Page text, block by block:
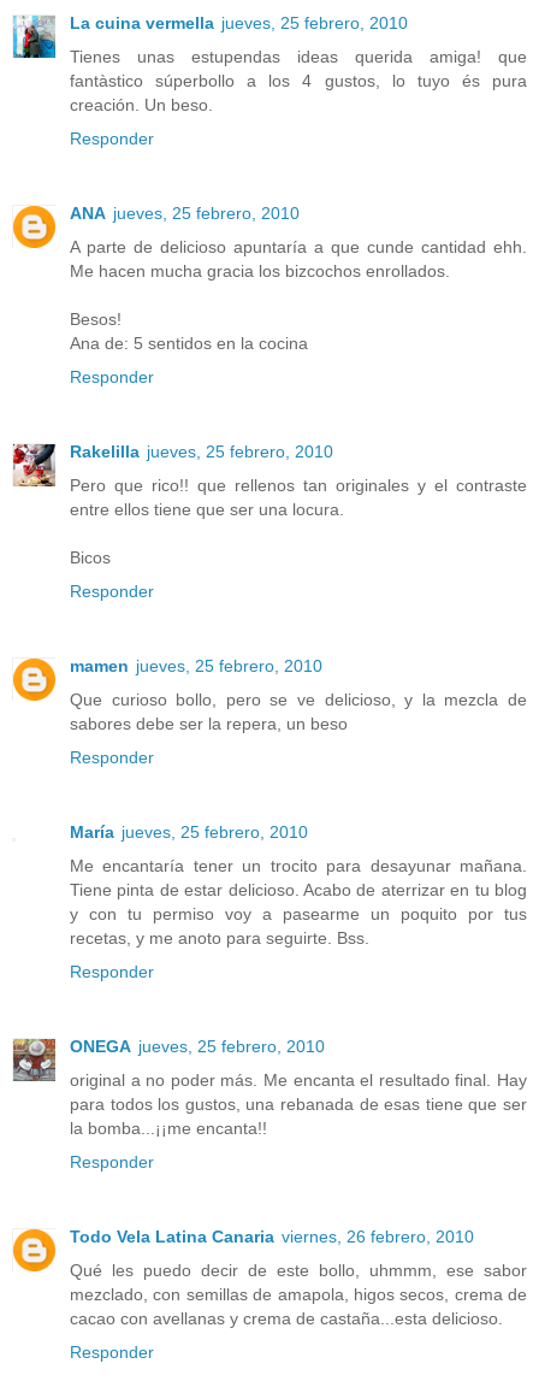
La cuina vermella jueves, 25 febrero, 2010
Tienes unas estupendas ideas querida amiga! que
fantàstico súperbollo a los 4 gustos, lo tuyo és pura
creación. Un beso.
Responder
ANA jueves, 25 febrero, 2010
A parte de delicioso apuntaría a que cunde cantidad ehh.
Me hacen mucha gracia los bizcochos enrollados.
Besos!
Ana de: 5 sentidos en la cocina
Responder
Rakelilla jueves, 25 febrero, 2010
Pero que rico!! que rellenos tan originales y el contraste
entre ellos tiene que ser una locura.
Bicos
Responder
mamen jueves, 25 febrero, 2010
Que curioso bollo, pero se ve delicioso, y la mezcla de
sabores debe ser la repera, un beso
Responder
María jueves, 25 febrero, 2010
Me encantaría tener un trocito para desayunar mañana.
Tiene pinta de estar delicioso. Acabo de aterrizar en tu blog
y con tu permiso voy a pasearme un poquito por tus
recetas, y me anoto para seguirte. Bss.
Responder
ONEGA jueves, 25 febrero, 2010
original a no poder más. Me encanta el resultado final. Hay
para todos los gustos, una rebanada de esas tiene que ser
la bomba...¡¡me encanta!!
Responder
Todo Vela Latina Canaria viernes, 26 febrero, 2010
Qué les puedo decir de este bollo, uhmmm, ese sabor
mezclado, con semillas de amapola, higos secos, crema de
cacao con avellanas y crema de castaña...esta delicioso.
Responder